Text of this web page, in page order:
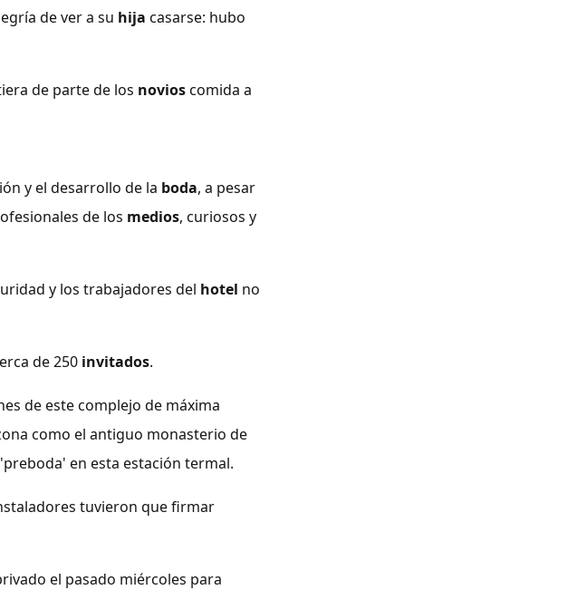
de ver a su hija casarse: hubo
de parte de los novioscomida a
y el desarrollo de la boda, a pesar
de los medios, curiosos y
y los trabajadores del hotel no
de 250 invitados.
de este complejo de máxima
como el antiguo monasterio de
en esta estación termal.
tuvieron que firmar
el pasado miércoles para